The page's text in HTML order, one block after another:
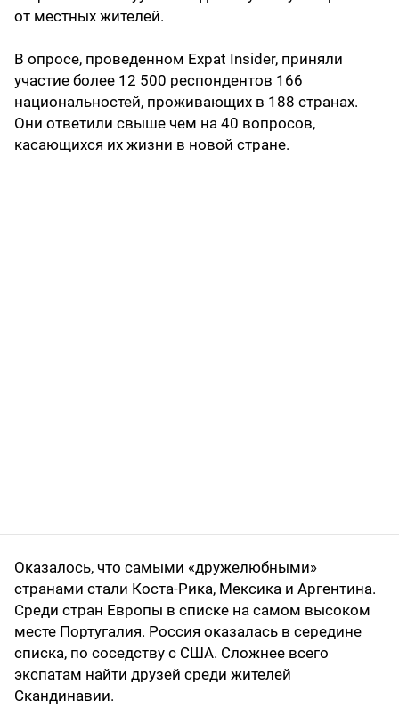
от местных жителей.
В опросе, проведенном Expat Insider, приняли
участие более 12 500 респондентов 166
национальностей, проживающих в 188 странах.
Они ответили свыше чем на 40 вопросов,
касающихся их жизни в новой стране.
Оказалось, что самыми «дружелюбными»
странами стали Коста-Рика, Мексика и Аргентина.
Среди стран Европы в списке на самом высоком
месте Португалия. Россия оказалась в середине
списка, по соседству с США. Сложнее всего
экспатам найти друзей среди жителей
Скандинавии.